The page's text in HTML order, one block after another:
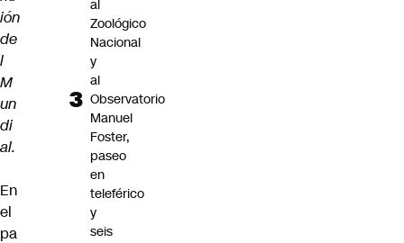
ión
de
l
M
un
di
al.
En
el
pa
al
Zoológico
Nacional
y
al
Observatorio
Manuel
Foster,
paseo
en
teleférico
y
seis